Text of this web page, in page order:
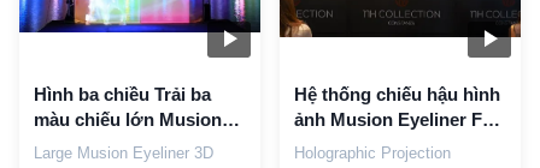
Hình ba chiều Trải ba
màu chiếu lớn Musion
Eyeliner cho Hoà nhạc
Large Musion Eyeliner 3D
Hệ thống chiếu hậu hình
ảnh Musion Eyeliner Foil
Hologram 3D Show
Holographic Projection